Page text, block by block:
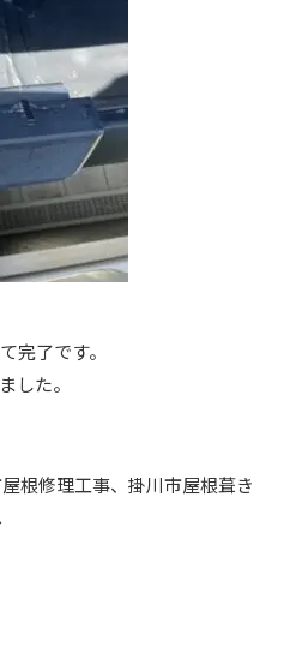
完了です。
した。
根修理工事、掛川市屋根葺き